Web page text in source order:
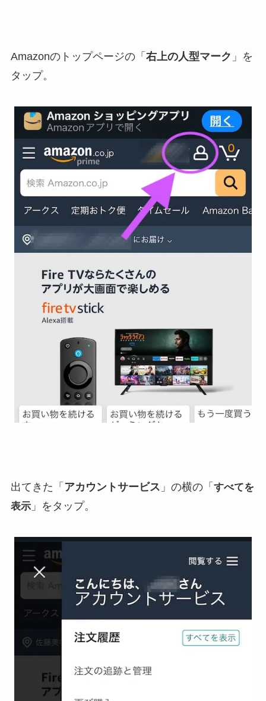
Amazonのトップページの「 右上の人型マーク 」を
タップ。
出てきた「 アカウントサービス 」の横の「 すべてを
表示」をタップ。